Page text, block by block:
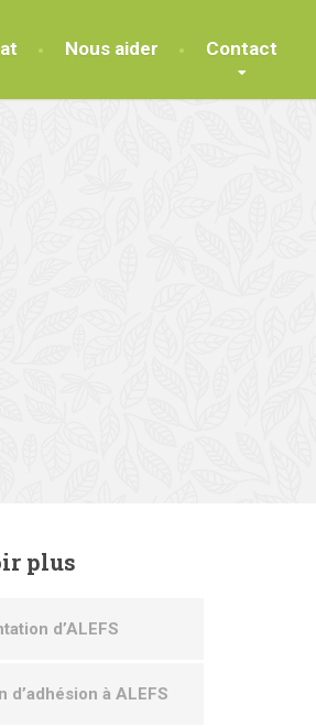
Nous aider Contact
plus
d’ALEFS
d’adhésion à ALEFS